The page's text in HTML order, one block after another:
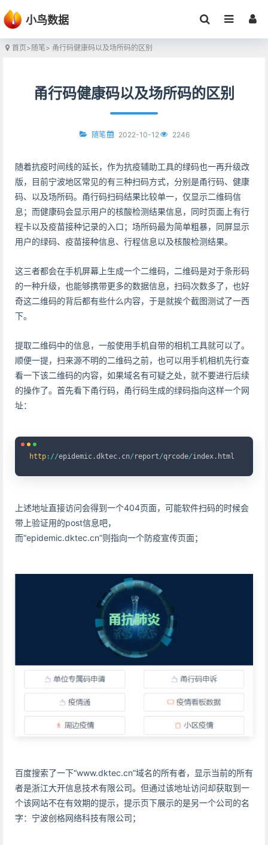
小鸟数据
首页>随笔> 甬行码健康码以及场所码的区别
甬行码健康码以及场所码的区别
随笔 2022-10-12 2246
随着抗疫时间线的延长，作为抗疫辅助工具的绿码也一再升级改
版，目前宁波地区常见的有三种扫码方式，分别是甬行码、健康
码、以及场所码。甬行码扫码结果比较单一，仅显示二维码信
息；而健康码会显示用户的核酸检测结果信息，同时页面上有行
程卡以及疫苗接种记录的入口；场所码最为简单粗暴，同屏显示
用户的绿码、疫苗接种信息、行程信息以及核酸检测结果。
这三者都会在手机屏幕上生成一个二维码，二维码是对于条形码
的一种升级，也能够携带更多的数据信息，扫码次数多了，也好
奇这二维码的背后都有些什么内容，于是就挨个截图测试了一西
下。
提取二维码中的信息，一般使用手机自带的相机工具就可以了。
顺便一提，扫来源不明的二维码之前，也可以用手机相机先行查
看一下该二维码的内容，如果域名有可疑之处，就不要进行后续
的操作了。首先看下甬行码，甬行码生成的绿码指向这样一个网
址：
http : //epidemic .dktec . cn/ report/qrcode/index .
上述地址直接访问会得到一个404页面，可能软件扫码的时候会
带上验证用的post信息吧，
而“epidemic.dktec.cn”则指向一个防疫宣传页面；
百度搜索了一下“www.dktec.cn”域名的所有者，显示当前的所有
者是浙江大开信息技术有限公司。但通过该地址访问却获取到一
个该网站不在有效期的提示，提示页下展示的是另一个公司的名
字：宁波创格网络科技有限公司；